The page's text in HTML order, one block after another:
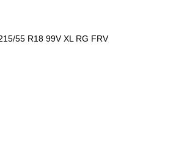
55 R18 99V XL RG FRV